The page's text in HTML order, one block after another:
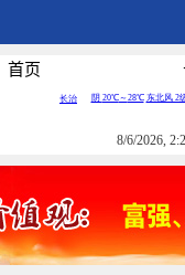
首页
8/6/2026,